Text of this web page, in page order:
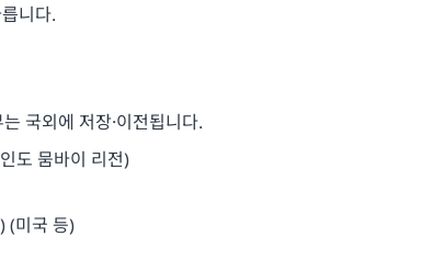
니다.
국외에 저장·이전됩니다.
도 뭄바이 리전)
(미국 등)